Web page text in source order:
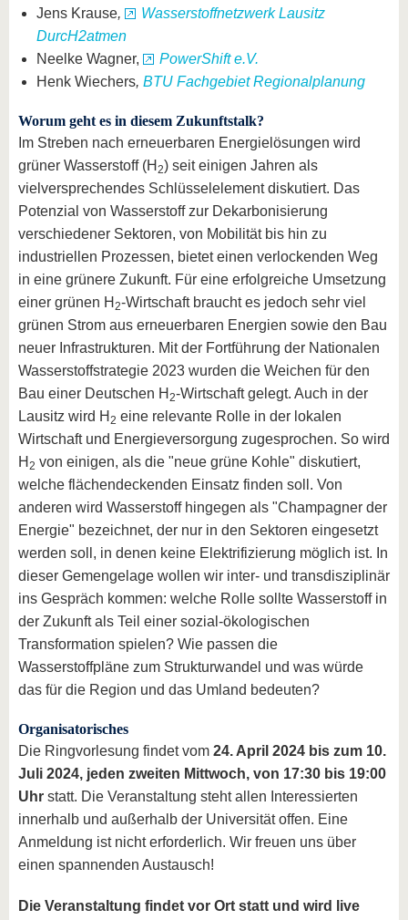
Jens Krause,
Wasserstoffnetzwerk Lausitz
DurcH2atmen
Neelke Wagner,
PowerShift e.V.
Henk Wiechers, BTU Fachgebiet Regionalplanung
Worum geht es in diesem Zukunftstalk?
Im Streben nach erneuerbaren Energielösungen wird
grüner Wasserstoff (H 2) seit einigen Jahren als
vielversprechendes Schlüsselelement diskutiert. Das
Potenzial von Wasserstoff zur Dekarbonisierung
verschiedener Sektoren, von Mobilität bis hin zu
industriellen Prozessen, bietet einen verlockenden Weg
in eine grünere Zukunft. Für eine erfolgreiche Umsetzung
einer grünen H 2-Wirtschaft braucht es jedoch sehr viel
grünen Strom aus erneuerbaren Energien sowie den Bau
neuer Infrastrukturen. Mit der Fortführung der Nationalen
Wasserstoffstrategie 2023 wurden die Weichen für den
Bau einer Deutschen H 2-Wirtschaft gelegt. Auch in der
Lausitz wird H 2 eine relevante Rolle in der lokalen
Wirtschaft und Energieversorgung zugesprochen. So wird
H 2 von einigen, als die "neue grüne Kohle" diskutiert,
welche flächendeckenden Einsatz finden soll. Von
anderen wird Wasserstoff hingegen als "Champagner der
Energie" bezeichnet, der nur in den Sektoren eingesetzt
werden soll, in denen keine Elektrifizierung möglich ist. In
dieser Gemengelage wollen wir inter- und transdisziplinär
ins Gespräch kommen: welche Rolle sollte Wasserstoff in
der Zukunft als Teil einer sozial-ökologischen
Transformation spielen? Wie passen die
Wasserstoffpläne zum Strukturwandel und was würde
das für die Region und das Umland bedeuten?
Organisatorisches
Die Ringvorlesung findet vom 24. April 2024 bis zum 10.
Juli 2024, jeden zweiten Mittwoch, von 17:30 bis 19:00
Uhr statt. Die Veranstaltung steht allen Interessierten
innerhalb und außerhalb der Universität offen. Eine
Anmeldung ist nicht erforderlich. Wir freuen uns über
einen spannenden Austausch!
Die Veranstaltung findet vor Ort statt und wird live